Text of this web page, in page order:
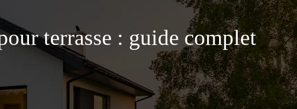
terrasse : guide complet